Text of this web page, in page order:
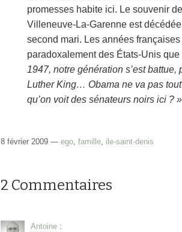
promesses habite ici. Le souvenir
Villeneuve-La-Garenne est
second mari. Les années françaises
paradoxalement des États-Unis
1947, notre génération s’est
Luther King… Obama ne va pas
qu’on voit des sénateurs noirs ici ? »
8 février 2009 — ego, famille, ile-saint-denis
2 Commentaires
Antoine :